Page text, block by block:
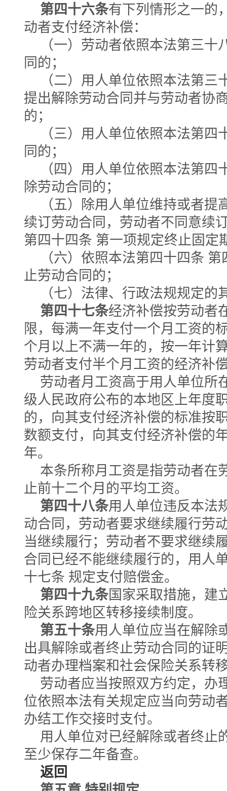
第四十六条有下列情形之一的
动者支付经济补偿：
（一）劳动者依照本法第三十
同的；
（二）用人单位依照本法第三
提出解除劳动合同并与劳动者协
的；
（三）用人单位依照本法第四
同的；
（四）用人单位依照本法第四
除劳动合同的；
（五）除用人单位维持或者提
续订劳动合同，劳动者不同意续
第四十四条 第一项规定终止固定
（六）依照本法第四十四条
止劳动合同的；
（七）法律、行政法规规定的
第四十七条经济补偿按劳动者
限，每满一年支付一个月工资的
个月以上不满一年的，按一年计
劳动者支付半个月工资的经济补
劳动者月工资高于用人单位所
级人民政府公布的本地区上年度
的，向其支付经济补偿的标准按
数额支付，向其支付经济补偿的
年。
本条所称月工资是指劳动者在
止前十二个月的平均工资。
第四十八条用人单位违反本法
动合同，劳动者要求继续履行劳
当继续履行；劳动者不要求继续
合同已经不能继续履行的，用人
十七条 规定支付赔偿金。
第四十九条国家采取措施，建
险关系跨地区转移接续制度。
第五十条用人单位应当在解除
出具解除或者终止劳动合同的证
动者办理档案和社会保险关系转
劳动者应当按照双方约定，办
位依照本法有关规定应当向劳动
办结工作交接时支付。
用人单位对已经解除或者终止
至少保存二年备查。
返回